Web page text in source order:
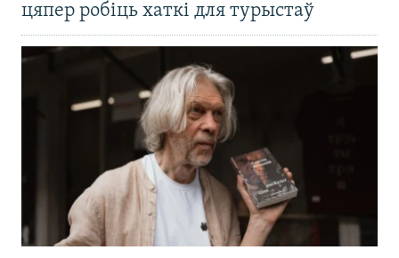
цяпер робіць хаткі для турыстаў